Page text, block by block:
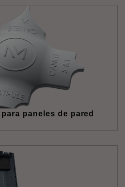
paneles de pared